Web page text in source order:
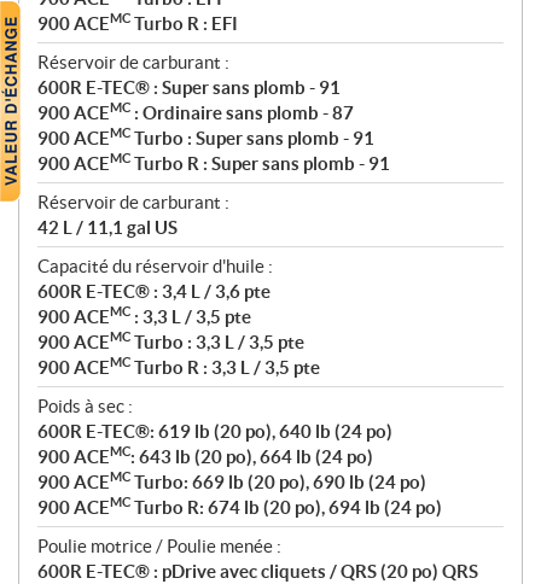
900 ACEMC Turbo R : EFI
Réservoir de carburant :
600R E-TEC® : Super sans plomb - 91
900 ACEMC : Ordinaire sans plomb - 87
900 ACEMC Turbo : Super sans plomb - 91
900 ACEMC Turbo R : Super sans plomb - 91
Réservoir de carburant :
42 L / 11,1 gal US
Capacité du réservoir d'huile :
600R E-TEC® : 3,4 L / 3,6 pte
900 ACEMC : 3,3 L / 3,5 pte
900 ACEMC Turbo : 3,3 L / 3,5 pte
900 ACEMC Turbo R : 3,3 L / 3,5 pte
Poids à sec :
600R E-TEC®: 619 lb (20 po), 640 lb (24 po)
900 ACEMC: 643 lb (20 po), 664 lb (24 po)
900 ACEMC Turbo: 669 lb (20 po), 690 lb (24 po)
900 ACEMC Turbo R: 674 lb (20 po), 694 lb (24 po)
Poulie motrice / Poulie menée :
600R E-TEC® : pDrive avec cliquets / QRS (20 po) QRS